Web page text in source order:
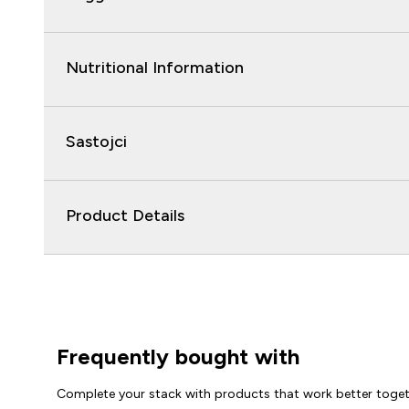
Nutritional Information
Sastojci
Product Details
Frequently bought with
Complete your stack with products that work better